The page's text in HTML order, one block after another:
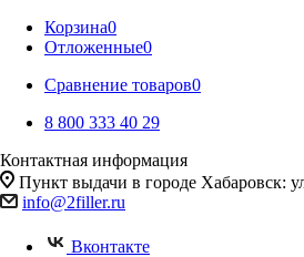
Корзина0
Отложенные0
Сравнение товаров0
8 800 333 40 29
Контактная информация
Пункт выдачи в городе Хабаровск:
info@2filler.ru
Вконтакте